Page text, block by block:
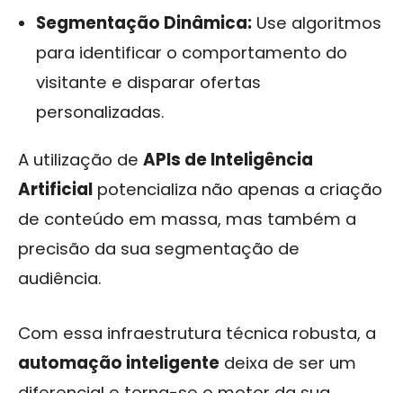
Segmentação Dinâmica: Use algoritmos
para identificar o comportamento do
visitante e disparar ofertas
personalizadas.
A utilização de APIs de Inteligência
Artificial potencializa não apenas a criação
de conteúdo em massa, mas também a
precisão da sua segmentação de
audiência.
Com essa infraestrutura técnica robusta, a
automação inteligente deixa de ser um